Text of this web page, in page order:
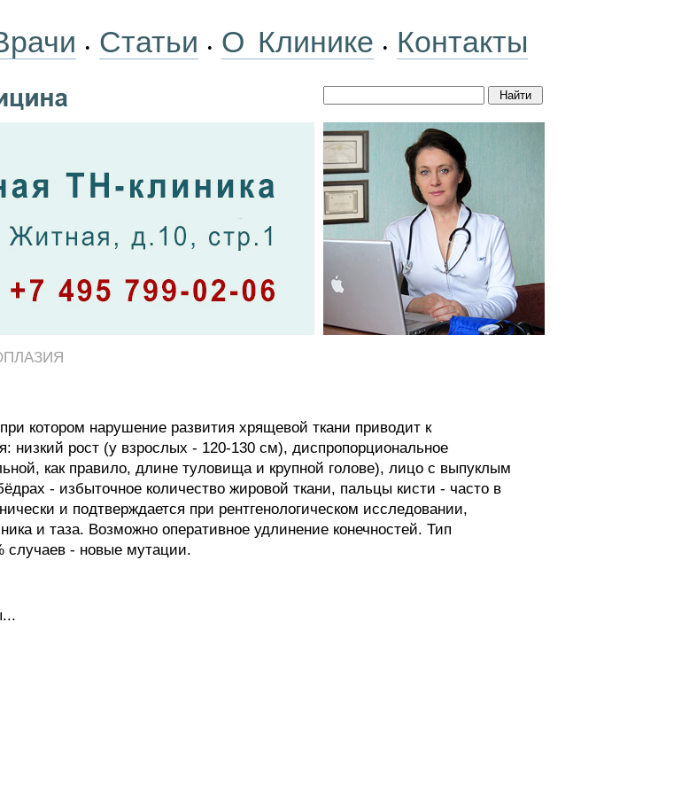
• Статьи • О Клинике • Контакты
котором нарушение развития хрящевой ткани приводит к
низкий рост (у взрослых - 120-130 см), диспропорциональное
как правило, длине туловища и крупной голове), лицо с выпуклым
- избыточное количество жировой ткани, пальцы кисти - часто в
и подтверждается при рентгенологическом исследовании,
и таза. Возможно оперативное удлинение конечностей. Тип
случаев - новые мутации.